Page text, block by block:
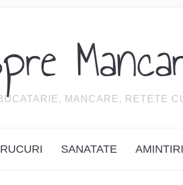
MANCARE, RETETE
SANATATE AMINTIRI